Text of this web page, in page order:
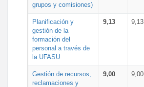
grupos y comisiones)
Planificación y
gestión de la
formación del
personal a través de
la UFASU
9,13 9,13
Gestión de recursos,
reclamaciones y
9,00 9,00